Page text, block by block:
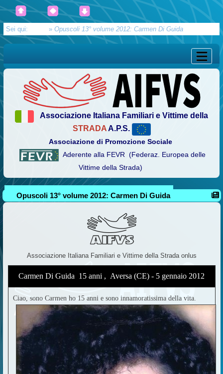
Sei qui: » Opuscoli 13° volume 2012: Carmen Di Guida
Associazione Italiana Familiari e Vittime della
STRADAA.P.S.
Associazione di Promozione Sociale
Aderente alla FEVR (Federaz. Europea delle
Vittime della Strada)
Opuscoli 13° volume 2012: Carmen Di Guida
Associazione Italiana Familiari e Vittime della Strada onlus
Carmen Di Guida 15 anni , Aversa (CE) - 5 gennaio 2012
Ciao, sono Carmen ho 15 anni e sono innamoratissima della vita.